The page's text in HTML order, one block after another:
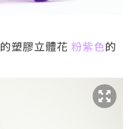
的塑膠立體花 粉紫色的